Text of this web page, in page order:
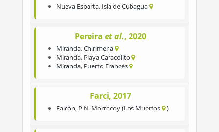
Nueva Esparta, Isla de Cubagua
Pereira et al., 2020
Miranda,Chirimena
Miranda, Playa Caracolito
Miranda, Puerto Francés
Farci, 2017
Falcón, P.N. Morrocoy Los Muertos